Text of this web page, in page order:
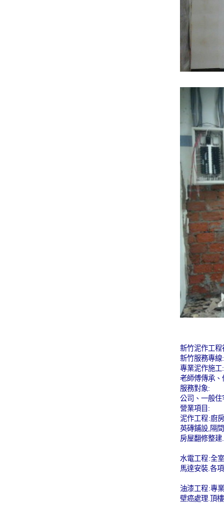
新竹泥作工
新竹服務專
專業泥作施工:
老師傅傳承
服務對象:
公司、一般
營業項目:
泥作工程:廚
英磚鋪設,隔
房屋翻修整
水電工程:全
馬達安裝.各
油漆工程:專
壁癌處理.頂